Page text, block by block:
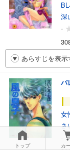
深
-
あらすじを表示
パ
女
さ
トップ カ